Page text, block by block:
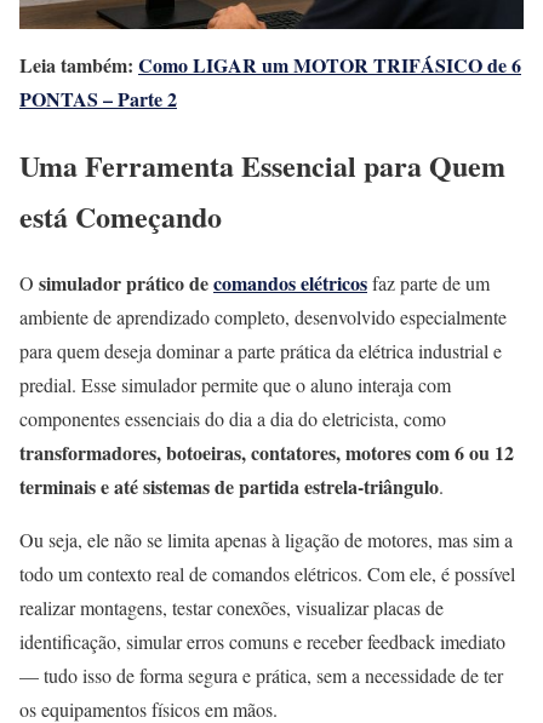
Leia também: Como LIGAR um MOTOR TRIFÁSICO de 6
PONTAS – Parte 2
Uma Ferramenta Essencial para Quem
está Começando
O simulador prático decomandos elétricosfaz parte de um
ambiente de aprendizado completo, desenvolvido especialmente
para quem deseja dominar a parte prática da elétrica industrial e
predial. Esse simulador permite que o aluno interaja com
componentes essenciais do dia a dia do eletricista, como
transformadores, botoeiras, contatores, motores com 6 ou 12
terminais e até sistemas de partida estrela-triângulo.
Ou seja, ele não se limita apenas à ligação de motores, mas sim a
todo um contexto real de comandos elétricos. Com ele, é possível
realizar montagens, testar conexões, visualizar placas de
identificação, simular erros comuns e receber feedback imediato
— tudo isso de forma segura e prática, sem a necessidade de ter
os equipamentos físicos em mãos.